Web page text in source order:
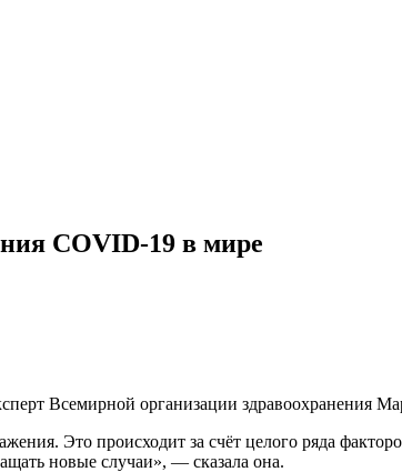
COVID-19 в мире
Всемирной организации здравоохранения
Это происходит за счёт целого ряда
новые случаи», — сказала она.